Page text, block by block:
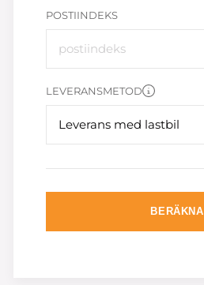
POSTIINDEKS
LEVERANSMETOD
Leverans med lastbil
BERÄKNA